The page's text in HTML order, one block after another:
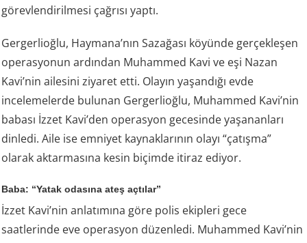
görevlendirilmesi çağrısı yaptı.
Gergerlioğlu, Haymana’nın Sazağası köyünde gerçekleşen
operasyonun ardından Muhammed Kavi ve eşi Nazan
Kavi’nin ailesini ziyaret etti. Olayın yaşandığı evde
incelemelerde bulunan Gergerlioğlu, Muhammed Kavi’nin
babası İzzet Kavi’den operasyon gecesinde yaşananları
dinledi. Aile ise emniyet kaynaklarının olayı “çatışma”
olarak aktarmasına kesin biçimde itiraz ediyor.
Baba: “Yatak odasına ateş açtılar”
İzzet Kavi’nin anlatımına göre polis ekipleri gece
saatlerinde eve operasyon düzenledi. Muhammed Kavi’nin